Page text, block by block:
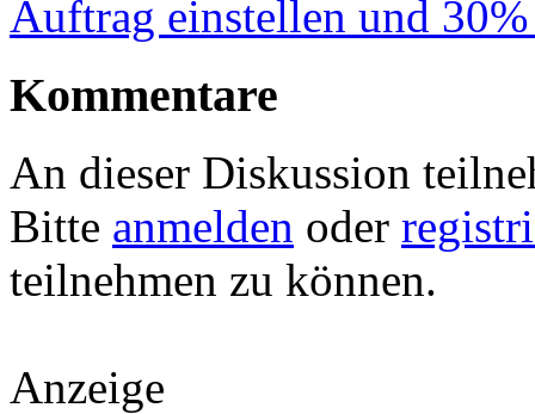
Auftrag einstellen und
Kommentare
An dieser Diskussion
Bitte anmelden oder
teilnehmen zu können.
Anzeige